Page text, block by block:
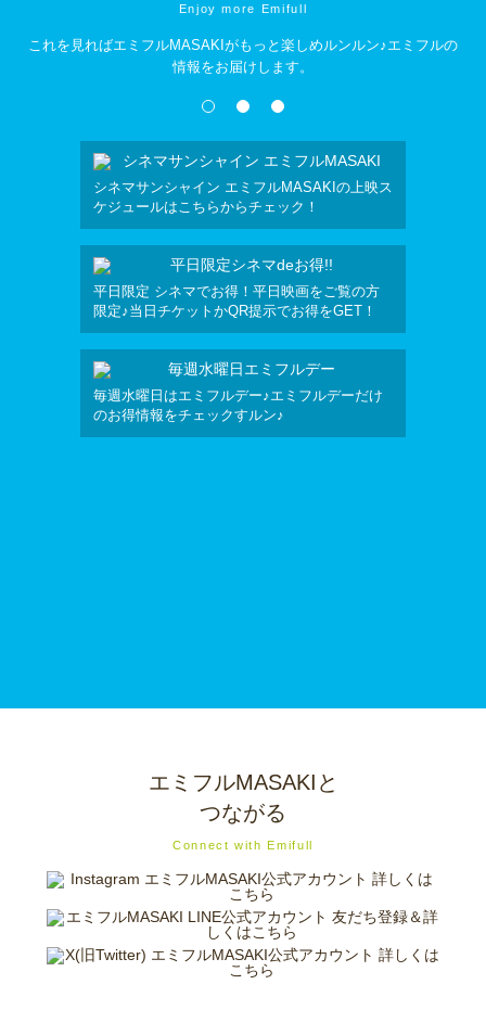
Enjoy more Emifull
これを見ればエミフルMASAKIがもっと楽しめルンルン♪エミフルの
情報をお届けします。
シネマサンシャイン エミフルMASAKIの上映ス
ケジュールはこちらからチェック！
平日限定 シネマでお得！平日映画をご覧の方
限定♪当日チケットかQR提示でお得をGET！
毎週水曜日はエミフルデー♪エミフルデーだけ
のお得情報をチェックすルン♪
エミフルMASAKIと
つながる
Connect with Emifull